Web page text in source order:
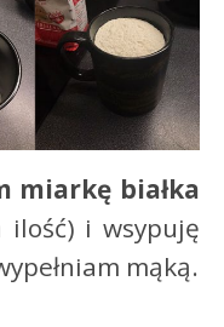
miarkę białka
i wsypuję
mąką.